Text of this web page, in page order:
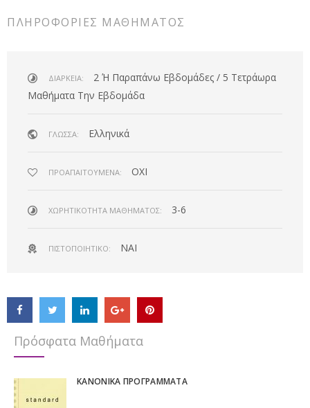
ΠΛΗΡΟΦΟΡΊΕΣ ΜΑΘΉΜΑΤΟΣ
ΔΙΆΡΚΕΙΑ:
2 Ή Παραπάνω Εβδομάδες / 5 Τετράωρα
Μαθήματα Την Εβδομάδα
ΓΛΏΣΣΑ: Ελληνικά
ΠΡΟΑΠΑΙΤΟΎΜΕΝΑ: ΟΧΙ
ΧΩΡΗΤΙΚΌΤΗΤΑ ΜΑΘΉΜΑΤΟΣ: 3-6
ΠΙΣΤΟΠΟΙΗΤΙΚΌ: NAI
Πρόσφατα Μαθήματα
ΚΑΝΟΝΙΚΆ ΠΡΟΓΡΆΜΜΑΤΑ